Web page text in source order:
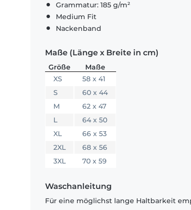
Grammatur: 185 g/m²
Medium Fit
Nackenband
Maße (Länge x Breite in cm)
Größe
Maße
XS
58 x 41
S
60 x 44
M
62 x 47
L
64 x 50
XL
66 x 53
2XL
68 x 56
3XL
70 x 59
Waschanleitung
Für eine möglichst lange Haltbarkeit